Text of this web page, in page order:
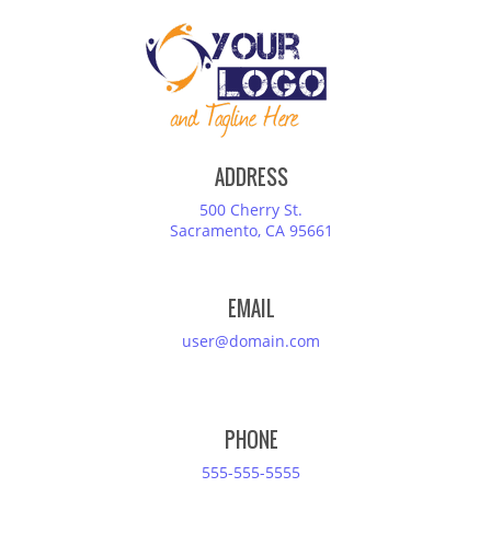
ADDRESS
500 Cherry St.
Sacramento, CA 95661
EMAIL
user@domain.com
PHONE
555-555-5555